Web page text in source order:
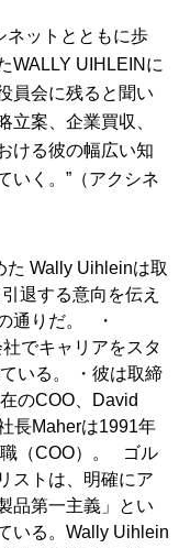
ネットとともに歩
WALLY UIHLEINに
員会に残ると聞い
立案、企業買収、
ける彼の幅広い知
いく。”（アクシネ
た Wally Uihleinは取
退する意向を伝え
通りだ。 ・
でキャリアをスタ
いる。 ・彼は取締
のCOO、David
長Maherは1991年
（COO）。 ゴル
ストは、明確にア
品第一主義」とい
いる。Wally Uihlein